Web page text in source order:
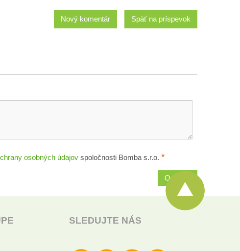
Späť na príspevok
Nový komentár
osobných údajov spoločnosti Bomba s.r.o. *
Odoslať
SLEDUJTE NÁS